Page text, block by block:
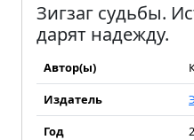
Зигзаг судьбы.
дарят надежду.
Автор(ы)
Издатель
Год